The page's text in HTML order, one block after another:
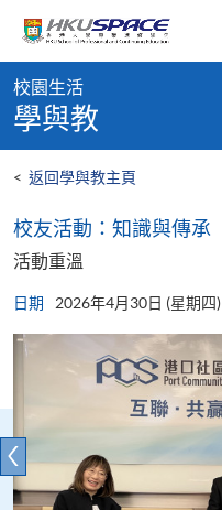
content
content
start
校園生活
學與教
< 返回學與教主頁
​​校友活動：知識與傳承​
活動重溫
日期 2026年4月30日 (星期四)